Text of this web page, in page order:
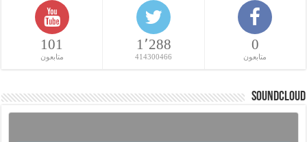
0
متابعون
1٬288
414300466
101
متابعون
SoundCloud